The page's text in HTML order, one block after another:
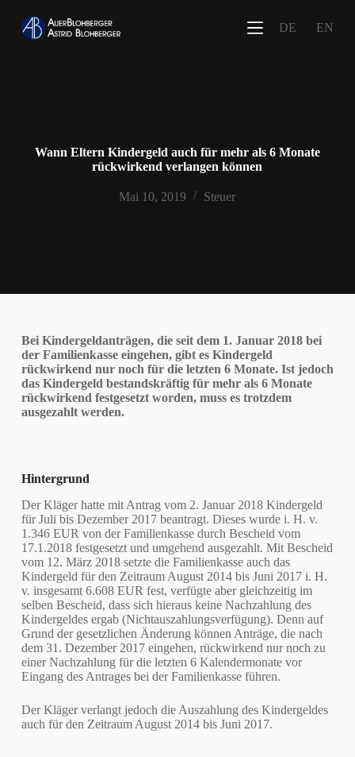
u
DE EN
Wann Eltern Kindergeld auch für mehr als 6 Monate
rückwirkend verlangen können
Mai 10, 2019 Steuer
Bei Kindergeldanträgen, die seit dem 1. Januar 2018 bei
der Familienkasse eingehen, gibt es Kindergeld
rückwirkend nur noch für die letzten 6 Monate. Ist jedoch
das Kindergeld bestandskräftig für mehr als 6 Monate
rückwirkend festgesetzt worden, muss es trotzdem
ausgezahlt werden.
Hintergrund
Der Kläger hatte mit Antrag vom 2. Januar 2018 Kindergeld
für Juli bis Dezember 2017 beantragt. Dieses wurde i. H. v.
1.346 EUR von der Familienkasse durch Bescheid vom
17.1.2018 festgesetzt und umgehend ausgezahlt. Mit Bescheid
vom 12. März 2018 setzte die Familienkasse auch das
Kindergeld für den Zeitraum August 2014 bis Juni 2017 i. H.
v. insgesamt 6.608 EUR fest, verfügte aber gleichzeitig im
selben Bescheid, dass sich hieraus keine Nachzahlung des
Kindergeldes ergab (Nichtauszahlungsverfügung). Denn auf
Grund der gesetzlichen Änderung können Anträge, die nach
dem 31. Dezember 2017 eingehen, rückwirkend nur noch zu
einer Nachzahlung für die letzten 6 Kalendermonate vor
Eingang des Antrages bei der Familienkasse führen.
Der Kläger verlangt jedoch die Auszahlung des Kindergeldes
auch für den Zeitraum August 2014 bis Juni 2017.